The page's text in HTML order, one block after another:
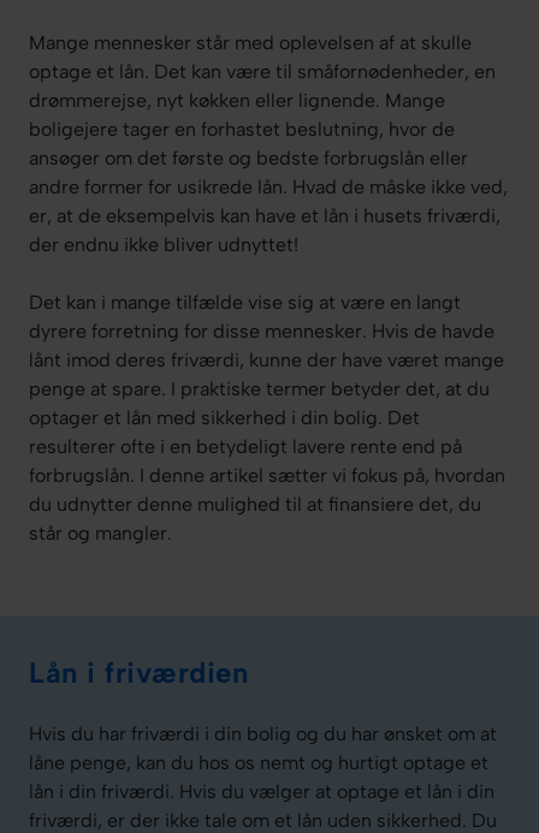
Mange mennesker står med oplevelsen af at skulle
optage et lån. Det kan være til småfornødenheder, en
drømmerejse, nyt køkken eller lignende. Mange
boligejere tager en forhastet beslutning, hvor de
ansøger om det første og bedste forbrugslån eller
andre former for usikrede lån. Hvad de måske ikke ved,
er, at de eksempelvis kan have et lån i husets friværdi,
der endnu ikke bliver udnyttet!
Det kan i mange tilfælde vise sig at være en langt
dyrere forretning for disse mennesker. Hvis de havde
lånt imod deres friværdi, kunne der have været mange
penge at spare. I praktiske termer betyder det, at du
optager et lån med sikkerhed i din bolig. Det
resulterer ofte i en betydeligt lavere rente end på
forbrugslån. I denne artikel sætter vi fokus på, hvordan
du udnytter denne mulighed til at finansiere det, du
står og mangler.
Lån i friværdien
Hvis du har friværdi i din bolig og du har ønsket om at
låne penge, kan du hos os nemt og hurtigt optage et
lån i din friværdi. Hvis du vælger at optage et lån i din
friværdi, er der ikke tale om et lån uden sikkerhed. Du